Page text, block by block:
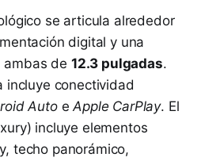
se articula alrededor
digital y una
ambas de 12.3 pulgadas.
incluye conectividad
AutoeApple CarPlay. El
incluye elementos
techo panorámico,